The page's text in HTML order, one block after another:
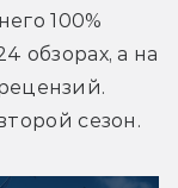
100%
сезон.